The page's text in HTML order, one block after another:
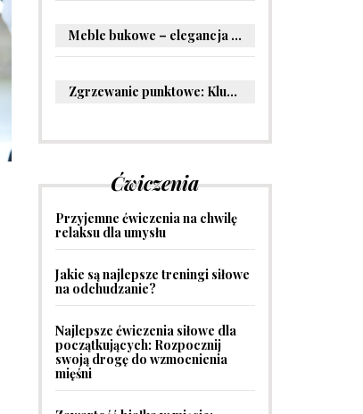
Meble bukowe – elegancja i trwałość w Twoim wnętrzu
Zgrzewanie punktowe: Kluczowe informacje i zastosowania w przemyśle
Ćwiczenia
Przyjemne ćwiczenia na chwilę
relaksu dla umysłu
Jakie są najlepsze treningi siłowe
na odchudzanie?
Najlepsze ćwiczenia siłowe dla
początkujących: Rozpocznij
swoją drogę do wzmocnienia
mięśni